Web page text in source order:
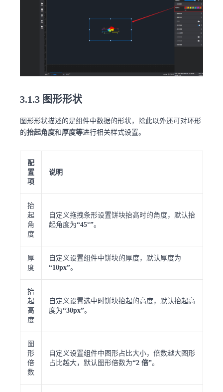
3.1.3 图形形状
图形形状描述的是组件中数据的形状，除此以外还可对环形
的抬起角度和 厚度等进行相关样式设置。
配
置
项
说明
抬
起
角
度
自定义拖拽条形设置饼块抬高时的角度，默认抬
起角度为“45°”。
厚
度
自定义设置组件中饼块的厚度，默认厚度为
“10px”。
抬
起
高
度
自定义设置选中时饼块抬起的高度，默认抬起高
度为“30px”。
图
形
倍
数
自定义设置组件中图形占比大小，倍数越大图形
占比越大，默认图形倍数为“2 倍”。